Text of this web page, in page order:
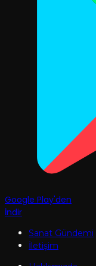
Google Play'den
İndir
Sanat Gündemi
İletişim